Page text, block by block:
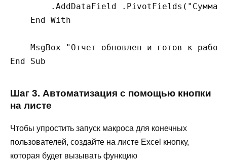
.AddDataField
    End With
MsgBox "Отчет обновлен и готов к
Шаг 3. Автоматизация с помощью кнопки
на листе
Чтобы упростить запуск макроса для конечных
пользователей, создайте на листе Excel кнопку,
которая будет вызывать функцию